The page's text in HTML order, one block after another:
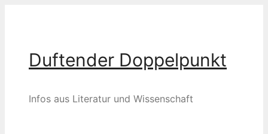
Duftender Doppelpunkt
Infos aus Literatur und Wissenschaft